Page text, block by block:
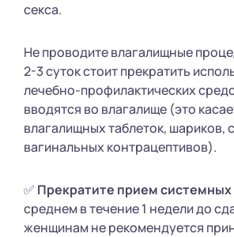
секса.
Не проводите влагалищные
2-3 суток стоит прекратить
лечебно-профилактических
вводятся во влагалище (это
влагалищных таблеток, шариков,
вагинальных контрацептивов).
✅ Прекратите прием системных
среднем в течение 1 недели до
женщинам не рекомендуется